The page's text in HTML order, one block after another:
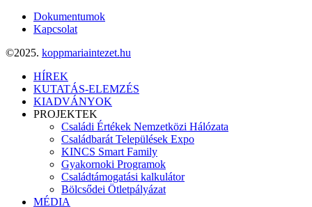
Dokumentumok
Kapcsolat
©2025. koppmariaintezet.hu
HÍREK
KUTATÁS-ELEMZÉS
KIADVÁNYOK
PROJEKTEK
Családi Értékek Nemzetközi Hálózata
Családbarát Települések Expo
KINCS Smart Family
Gyakornoki Programok
Családtámogatási kalkulátor
Bölcsődei Ötletpályázat
MÉDIA